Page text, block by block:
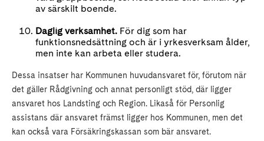
av särskilt boende.
Daglig verksamhet. För dig som har
funktionsnedsättning och är i yrkesverksam ålder,
men inte kan arbeta eller studera.
Dessa insatser har Kommunen huvudansvaret för, förutom när
det gäller Rådgivning och annat personligt stöd, där ligger
ansvaret hos Landsting och Region. Likaså för Personlig
assistans där ansvaret främst ligger hos Kommunen, men det
kan också vara Försäkringskassan som bär ansvaret.